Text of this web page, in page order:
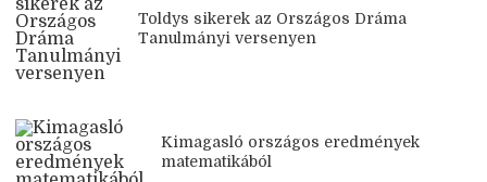
Toldys sikerek az Országos Dráma
Tanulmányi versenyen
Kimagasló országos eredmények
matematikából